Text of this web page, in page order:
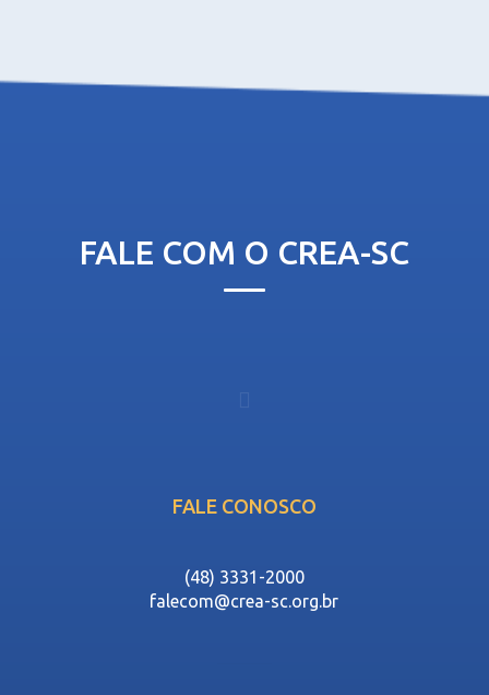
FALE COM O CREA-SC
FALE CONOSCO
(48) 3331-2000
falecom@crea-sc.org.br